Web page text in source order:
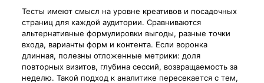
Тесты имеют смысл на уровне креативов и посадочных
страниц для каждой аудитории. Сравниваются
альтернативные формулировки выгоды, разные точки
входа, варианты форм и контента. Если воронка
длинная, полезны отложенные метрики: доля
повторных визитов, глубина сессий, возвращаемость за
неделю. Такой подход к аналитике пересекается с тем,